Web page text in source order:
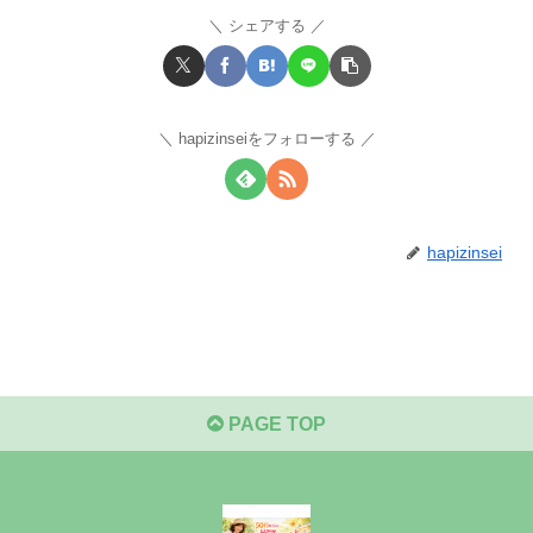
シェアする
hapizinseiをフォローする
hapizinsei
PAGE TOP